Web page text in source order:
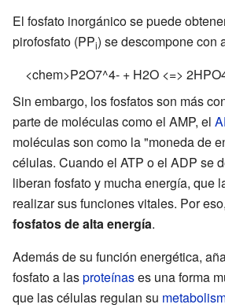
El fosfato inorgánico se puede
pirofosfato (PPi) se descompone con
<chem>P2O7^4- + H2O <=>
Sin embargo, los fosfatos son más
parte de moléculas como el AMP, el
moléculas son como la "moneda de
células. Cuando el ATP o el ADP se
liberan fosfato y mucha energía, que
realizar sus funciones vitales. Por
fosfatos de alta energía.
Además de su función energética,
fosfato a lasproteínases una forma
que las células regulan su